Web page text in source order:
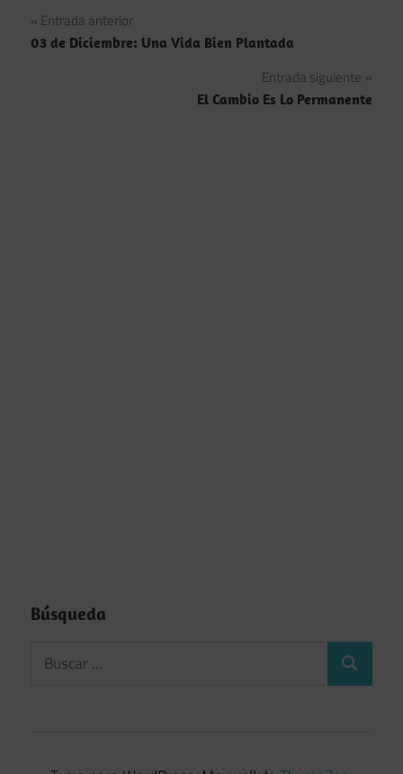
Navegación
de
Entrada anterior
03 de Diciembre: Una Vida Bien Plantada
Entrada siguiente
El Cambio Es Lo Permanente
Búsqueda